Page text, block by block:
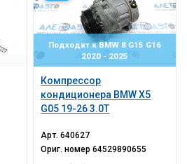
Подходит к BMW 8 G15 G16
2020 - 2025
Компрессор
кондиционера BMW X5
G05 19-26 3.0T
Арт.640627
Ориг. номер64529890655